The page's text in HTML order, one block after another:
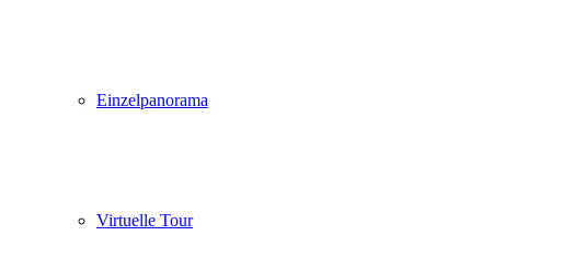
Einzelpanorama
Virtuelle Tour